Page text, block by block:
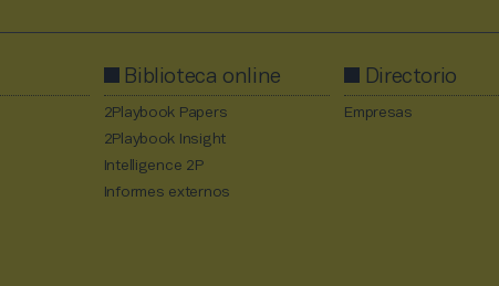
Biblioteca online
2Playbook Papers
2Playbook Insight
Intelligence 2P
Informes externos
Directorio
Empresas